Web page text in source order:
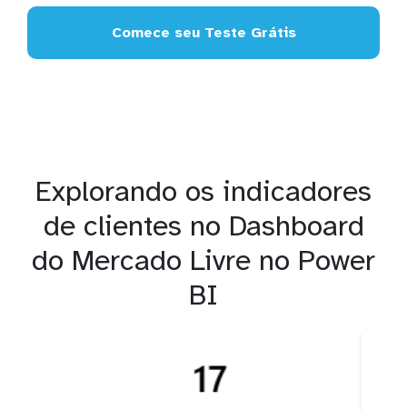
Comece seu Teste Grátis
Explorando os indicadores
de clientes no Dashboard
do Mercado Livre no Power
BI